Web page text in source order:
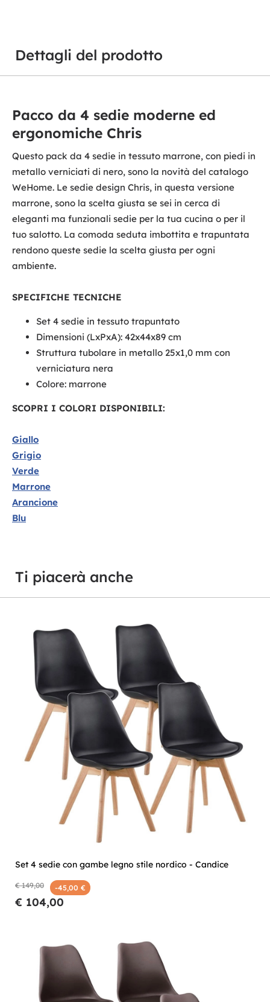
Dettagli del prodotto
Pacco da 4 sedie moderne ed
ergonomiche Chris
Questo pack da 4 sedie in tessuto marrone, con piedi in
metallo verniciati di nero, sono la novità del catalogo
WeHome. Le sedie design Chris, in questa versione
marrone, sono la scelta giusta se sei in cerca di
eleganti ma funzionali sedie per la tua cucina o per il
tuo salotto. La comoda seduta imbottita e trapuntata
rendono queste sedie la scelta giusta per ogni
ambiente.
SPECIFICHE TECNICHE
Set 4 sedie in tessuto trapuntato
Dimensioni (LxPxA): 42x44x89 cm
Struttura tubolare in metallo 25x1,0 mm con
verniciatura nera
Colore: marrone
SCOPRI I COLORI DISPONIBILI:
Giallo
Grigio
Verde
Marrone
Arancione
Blu
Ti piacerà anche
Set 4 sedie con gambe legno stile nordico - Candice
€ 149,00 -45,00 €
€ 104,00